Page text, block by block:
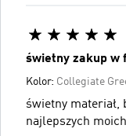
świetny zakup w
Kolor: Collegiate
świetny materiał,
najlepszych